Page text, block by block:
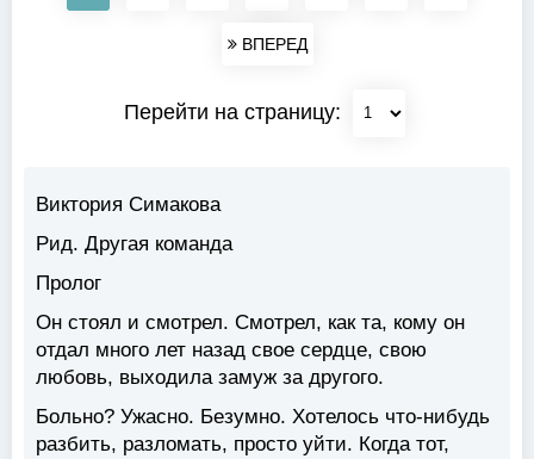
ВПЕРЕД
Перейти на страницу:
Виктория Симакова
Рид. Другая команда
Пролог
Он стоял и смотрел. Смотрел, как та, кому он
отдал много лет назад свое сердце, свою
любовь, выходила замуж за другого.
Больно? Ужасно. Безумно. Хотелось что-нибудь
разбить, разломать, просто уйти. Когда тот,